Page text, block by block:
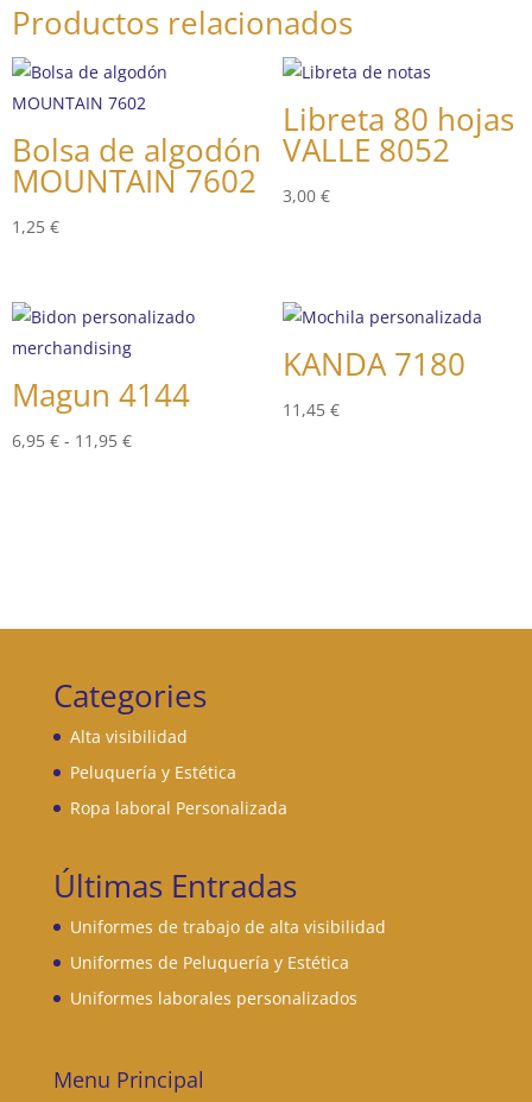
Productos relacionados
Bolsa de algodón
MOUNTAIN 7602
1,25 €
Libreta 80 hojas
VALLE 8052
3,00 €
Magun 4144
6,95 € - 11,95 €Rango
11,95 €
KANDA 7180
11,45 €
Categories
Alta visibilidad
Peluquería y Estética
Ropa laboral Personalizada
Últimas Entradas
Uniformes de trabajo de alta visibilidad
Uniformes de Peluquería y Estética
Uniformes laborales personalizados
Menu Principal